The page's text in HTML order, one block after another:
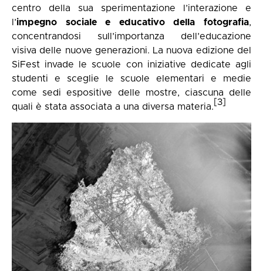
centro della sua sperimentazione l’interazione e
l’impegno sociale e educativo della fotografia,
concentrandosi sull’importanza dell’educazione
visiva delle nuove generazioni. La nuova edizione del
SiFest invade le scuole con iniziative dedicate agli
studenti e sceglie le scuole elementari e medie
come sedi espositive delle mostre, ciascuna delle
quali è stata associata a una diversa materia. [3]